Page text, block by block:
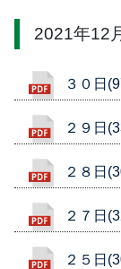
2021年12
３０日
２９日
２８日
２７日
２５日